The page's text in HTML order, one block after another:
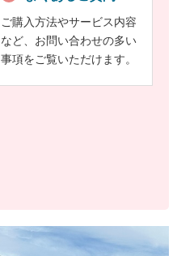
ご購入方法やサービス内容
など、お問い合わせの多い
事項をご覧いただけます。